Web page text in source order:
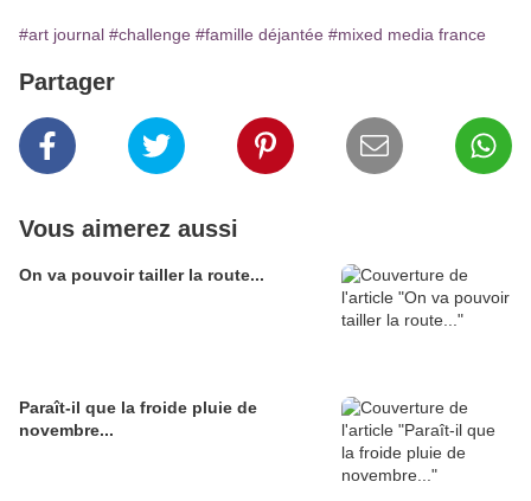
#art journal #challenge #famille déjantée #mixed media france
Partager
Vous aimerez aussi
On va pouvoir tailler la route...
Paraît-il que la froide pluie de
novembre...